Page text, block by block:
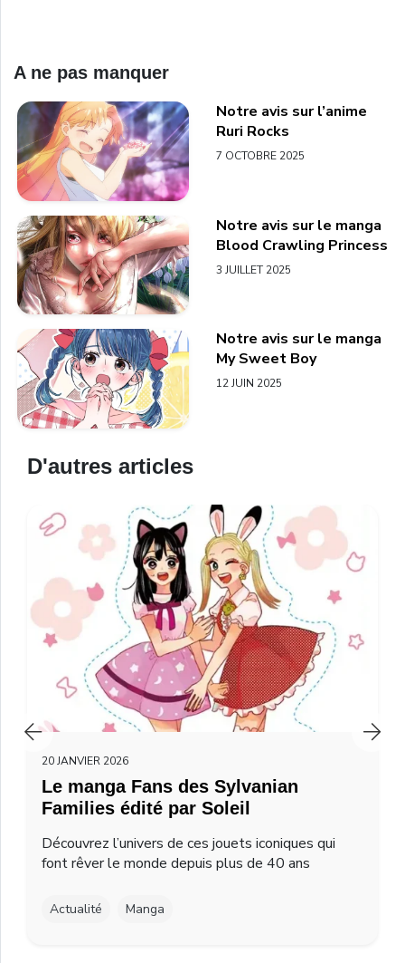
A ne pas manquer
Notre avis sur l’anime
Ruri Rocks
7 OCTOBRE 2025
Notre avis sur le manga
Blood Crawling Princess
3 JUILLET 2025
Notre avis sur le manga
My Sweet Boy
12 JUIN 2025
D'autres articles
20 JANVIER 2026
Le manga Fans des Sylvanian
Families édité par Soleil
Découvrez l’univers de ces jouets iconiques qui
font rêver le monde depuis plus de 40 ans
Actualité Manga